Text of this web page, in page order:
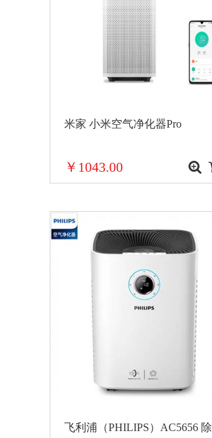
米家 小米空气净化器Pro
￥1043.00
飞利浦（PHILIPS）AC5656 除